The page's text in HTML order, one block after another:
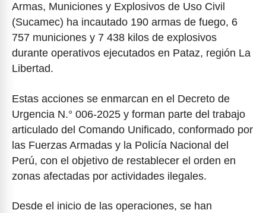
Armas, Municiones y Explosivos de Uso Civil
(Sucamec) ha incautado 190 armas de fuego, 6
757 municiones y 7 438 kilos de explosivos
durante operativos ejecutados en Pataz, región La
Libertad.
Estas acciones se enmarcan en el Decreto de
Urgencia N.° 006-2025 y forman parte del trabajo
articulado del Comando Unificado, conformado por
las Fuerzas Armadas y la Policía Nacional del
Perú, con el objetivo de restablecer el orden en
zonas afectadas por actividades ilegales.
Desde el inicio de las operaciones, se han